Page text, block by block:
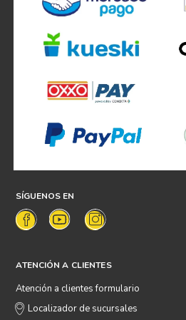
SÍGUENOS EN
ATENCIÓN A CLIENTES
Atención a clientes formulario
Localizador de sucursales